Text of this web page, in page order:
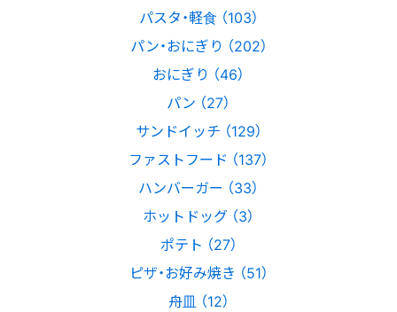
パスタ・軽食 （103）
パン・おにぎり （202）
おにぎり （46）
パン （27）
サンドイッチ （129）
ファストフード （137）
ハンバーガー （33）
ホットドッグ （3）
ポテト （27）
ピザ・お好み焼き （51）
舟皿 （12）